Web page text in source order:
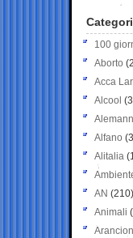
100
Aborto
Acca
Alcool
Alfano
Alitalia
AN (210)
Animali